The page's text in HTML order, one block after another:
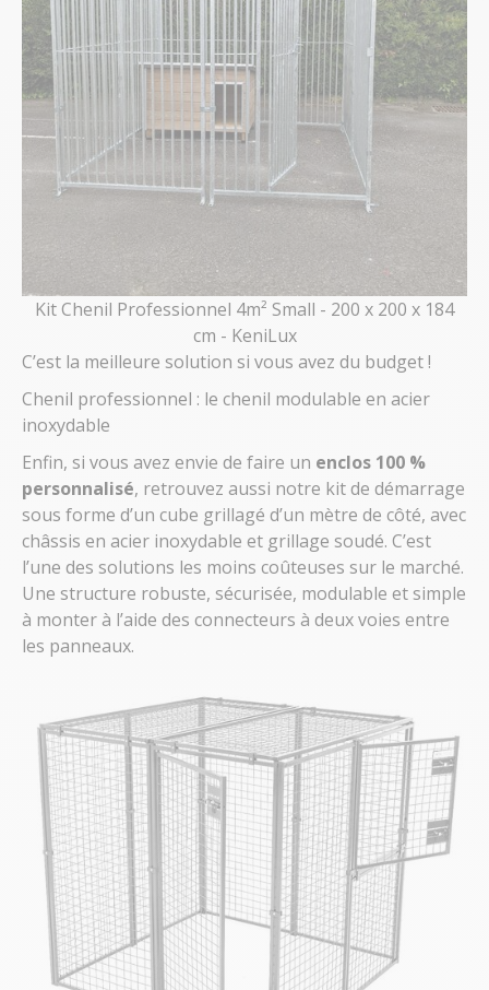
Kit Chenil Professionnel 4m² Small - 200 x 200 x 184
cm - KeniLux
C’est la meilleure solution si vous avez du budget !
Chenil professionnel : le chenil modulable en acier
inoxydable
Enfin, si vous avez envie de faire un enclos 100 %
personnalisé, retrouvez aussi notre kit de démarrage
sous forme d’un cube grillagé d’un mètre de côté, avec
châssis en acier inoxydable et grillage soudé. C’est
l’une des solutions les moins coûteuses sur le marché.
Une structure robuste, sécurisée, modulable et simple
à monter à l’aide des connecteurs à deux voies entre
les panneaux.